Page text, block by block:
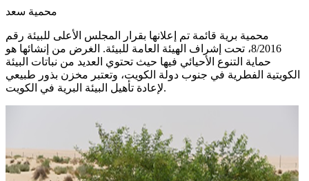
محمية سعد
محمية برية قائمة تم إعلانها بقرار المجلس الأعلى للبيئة رقم
8/2016، تحت إشراف الهيئة العامة للبيئة. الغرض من إنشائها هو
حماية التنوع الأحيائي فيها حيث تحتوي العديد من نباتات البيئة
الكويتية الفطرية في جنوب دولة الكويت، وتعتبر مخزن بذور طبيعي
لإعادة تأهيل البيئة البرية في الكويت.